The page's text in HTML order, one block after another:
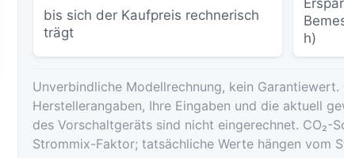
bis sich der Kaufpreis rechnerisch
trägt
h)
Unverbindliche Modellrechnung, kein Garantiewert.
Herstellerangaben, Ihre Eingaben und die aktuell
des Vorschaltgeräts sind nicht eingerechnet. CO₂-
Strommix-Faktor; tatsächliche Werte hängen vom